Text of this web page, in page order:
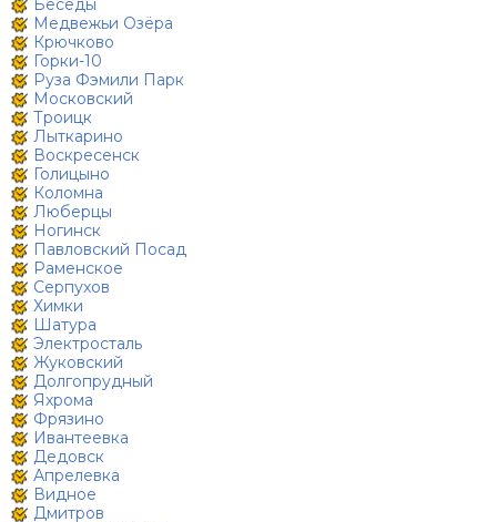
Беседы
Медвежьи Озёра
Крючково
Горки-10
Руза Фэмили Парк
Московский
Троицк
Лыткарино
Воскресенск
Голицыно
Коломна
Люберцы
Ногинск
Павловский Посад
Раменское
Серпухов
Химки
Шатура
Электросталь
Жуковский
Долгопрудный
Яхрома
Фрязино
Ивантеевка
Дедовск
Апрелевка
Видное
Дмитров